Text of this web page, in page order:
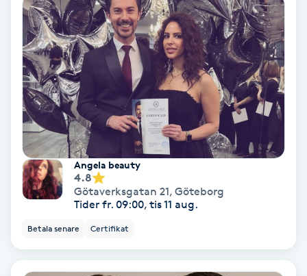
Keratinbehandling
Kinesiologi
Kinesisk medicin
Kiropraktik
Klangmassage
Angela beauty
4.8
Götaverksgatan 21, Göteborg
Tider fr. 09:00, tis 11 aug.
Betala senare Certifikat